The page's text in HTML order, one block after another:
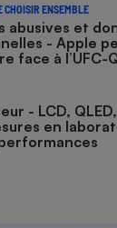
CHOISIR ENSEMBLE
abusives et
- Apple
face à l’UFC-
- LCD,
en